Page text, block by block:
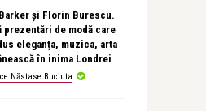
și Florin Burescu.
prezentări de modă care
eleganța, muzica, arta
în inima Londrei
Năstase Buciuta